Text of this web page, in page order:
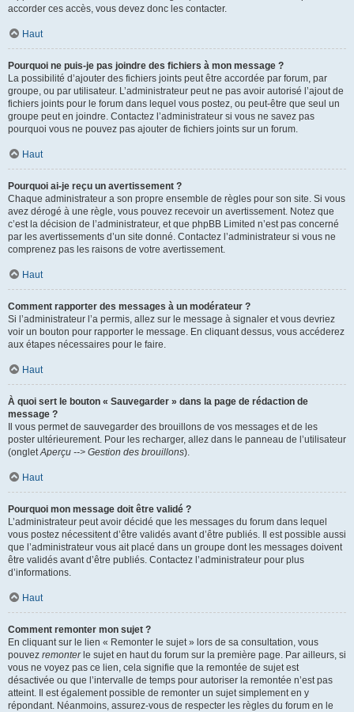
accorder ces accès, vous devez donc les contacter.
Haut
Pourquoi ne puis-je pas joindre des fichiers à mon message ?
La possibilité d’ajouter des fichiers joints peut être accordée par forum, par
groupe, ou par utilisateur. L’administrateur peut ne pas avoir autorisé l’ajout de
fichiers joints pour le forum dans lequel vous postez, ou peut-être que seul un
groupe peut en joindre. Contactez l’administrateur si vous ne savez pas
pourquoi vous ne pouvez pas ajouter de fichiers joints sur un forum.
Haut
Pourquoi ai-je reçu un avertissement ?
Chaque administrateur a son propre ensemble de règles pour son site. Si vous
avez dérogé à une règle, vous pouvez recevoir un avertissement. Notez que
c’est la décision de l’administrateur, et que phpBB Limited n’est pas concerné
par les avertissements d’un site donné. Contactez l’administrateur si vous ne
comprenez pas les raisons de votre avertissement.
Haut
Comment rapporter des messages à un modérateur ?
Si l’administrateur l’a permis, allez sur le message à signaler et vous devriez
voir un bouton pour rapporter le message. En cliquant dessus, vous accéderez
aux étapes nécessaires pour le faire.
Haut
À quoi sert le bouton « Sauvegarder » dans la page de rédaction de
message ?
Il vous permet de sauvegarder des brouillons de vos messages et de les
poster ultérieurement. Pour les recharger, allez dans le panneau de l’utilisateur
(ongletAperçu --> Gestion des brouillons).
Haut
Pourquoi mon message doit être validé ?
L’administrateur peut avoir décidé que les messages du forum dans lequel
vous postez nécessitent d’être validés avant d’être publiés. Il est possible aussi
que l’administrateur vous ait placé dans un groupe dont les messages doivent
être validés avant d’être publiés. Contactez l’administrateur pour plus
d’informations.
Haut
Comment remonter mon sujet ?
En cliquant sur le lien « Remonter le sujet » lors de sa consultation, vous
pouvez remonterle sujet en haut du forum sur la première page. Par ailleurs, si
vous ne voyez pas ce lien, cela signifie que la remontée de sujet est
désactivée ou que l’intervalle de temps pour autoriser la remontée n’est pas
atteint. Il est également possible de remonter un sujet simplement en y
répondant. Néanmoins, assurez-vous de respecter les règles du forum en le